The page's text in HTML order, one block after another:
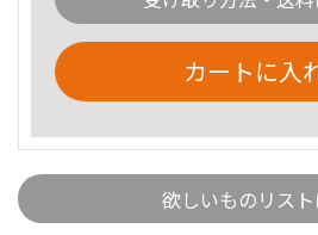
カートに入
欲しいものリス